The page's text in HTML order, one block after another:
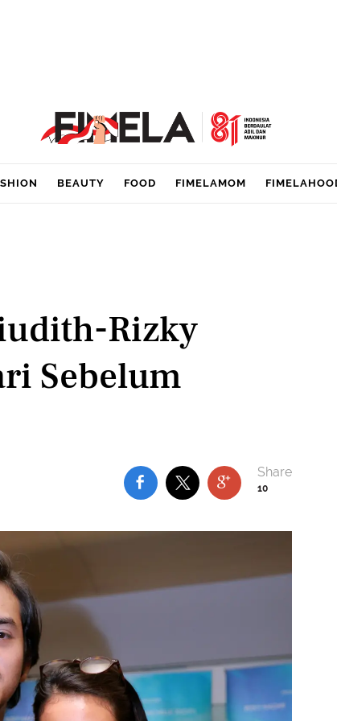
BEAUTY FOOD FIMELAMOM
Rizky
Sebelum
10